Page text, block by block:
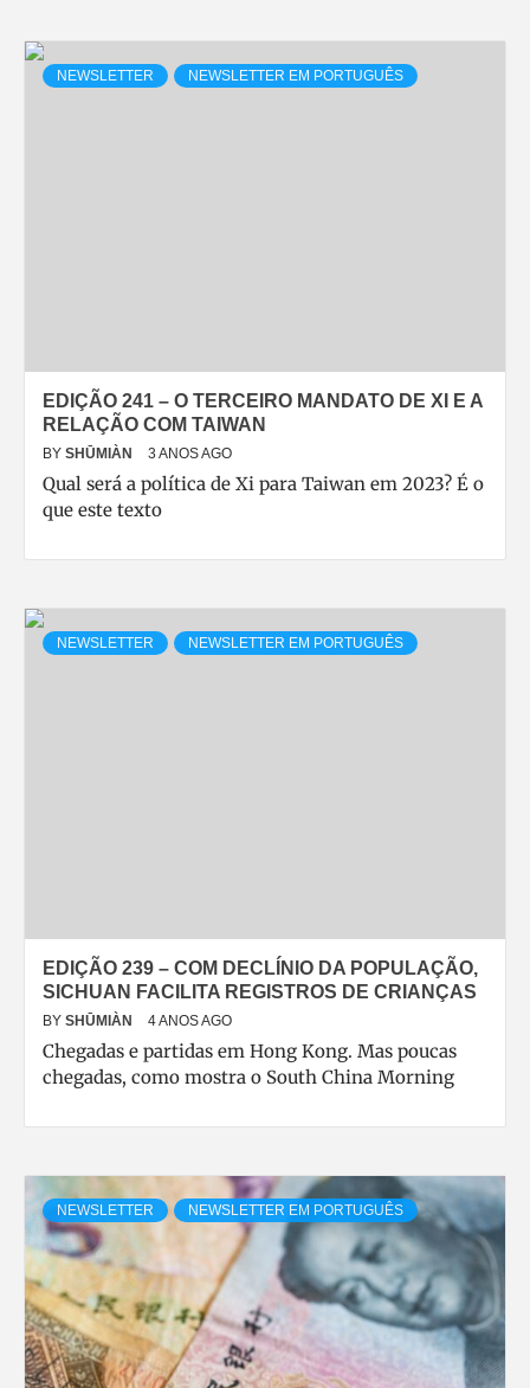
NEWSLETTER NEWSLETTER EM PORTUGUÊS
EDIÇÃO 241 – O TERCEIRO MANDATO DE XI E A
RELAÇÃO COM TAIWAN
BY SHŪMIÀN 3 ANOS AGO
Qual será a política de Xi para Taiwan em 2023? É o
que este texto
NEWSLETTER NEWSLETTER EM PORTUGUÊS
EDIÇÃO 239 – COM DECLÍNIO DA POPULAÇÃO,
SICHUAN FACILITA REGISTROS DE CRIANÇAS
BY SHŪMIÀN 4 ANOS AGO
Chegadas e partidas em Hong Kong. Mas poucas
chegadas, como mostra o South China Morning
NEWSLETTER NEWSLETTER EM PORTUGUÊS